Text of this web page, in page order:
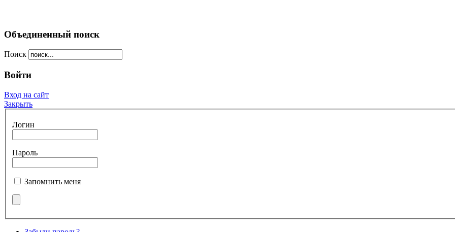
Объединенный поиск
Поиск
Войти
Вход на сайт
Закрыть
Логин
Пароль
Запомнить меня